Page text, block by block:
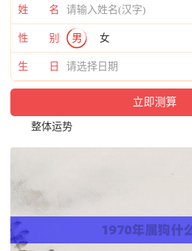
姓 名
性 别 男 女
生 日
整体运势